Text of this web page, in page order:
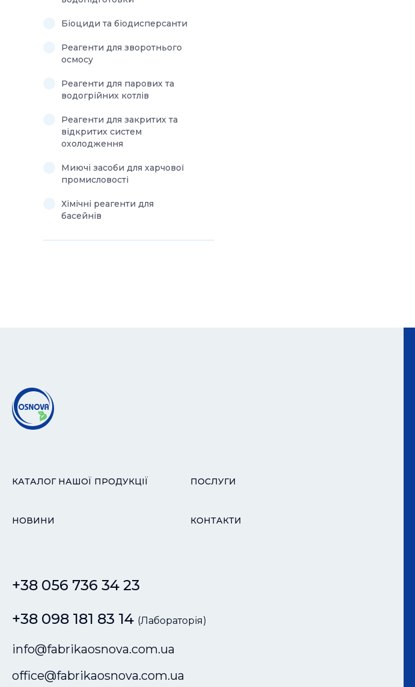
Миючі засоби для харчової
промисловості
Біоциди та біодисперсанти
Реагенти для зворотнього
осмосу
Реагенти для парових та
водогрійних котлів
Реагенти для закритих та
відкритих систем
охолодження
Хімічні реагенти для
басейнів
КАТАЛОГ НАШОЇ ПРОДУКЦІЇ ПОСЛУГИ
НОВИНИ КОНТАКТИ
+38 056 736 34 23
+38 098 181 83 14 (Лабораторія)
info@fabrikaosnova.com.ua
office@fabrikaosnova.com.ua